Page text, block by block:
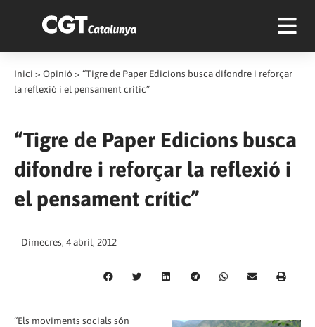
Inici > Opinió > “Tigre de Paper Edicions busca difondre i reforçar
la reflexió i el pensament crític”
“Tigre de Paper Edicions busca
difondre i reforçar la reflexió i
el pensament crític”
Dimecres, 4 abril, 2012
“Els moviments socials són